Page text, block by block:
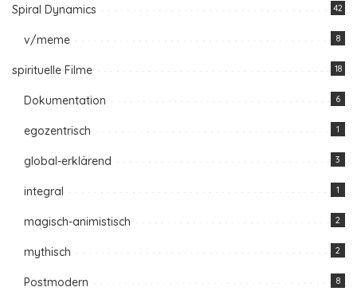
Spiral Dynamics 42
v/meme 8
spirituelle Filme 18
Dokumentation 6
egozentrisch 1
global-erklärend 3
integral 1
magisch-animistisch 2
mythisch 2
Postmodern 8